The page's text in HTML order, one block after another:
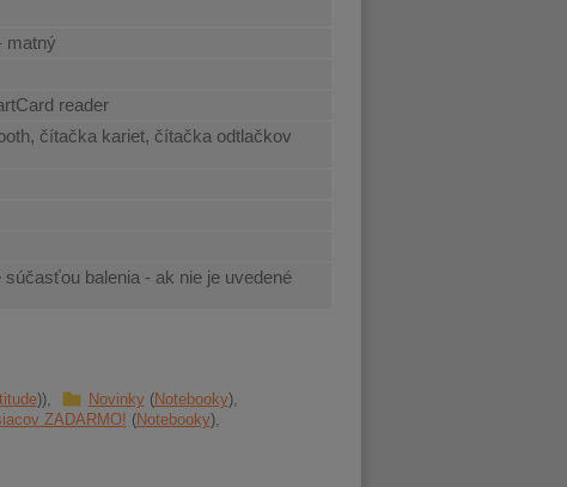
matný
reader
čítačka kariet, čítačka odtlačkov
balenia - ak nie je uvedené
Novinky Notebooky
ZADARMO! Notebooky